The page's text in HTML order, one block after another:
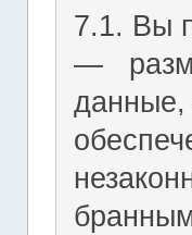
7.1. Вы
―
данные,